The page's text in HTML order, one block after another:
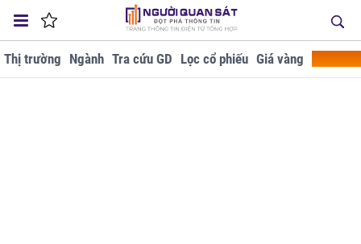
Thị trường Ngành Tra cứu GD Lọc cổ phiếu Giá vàng